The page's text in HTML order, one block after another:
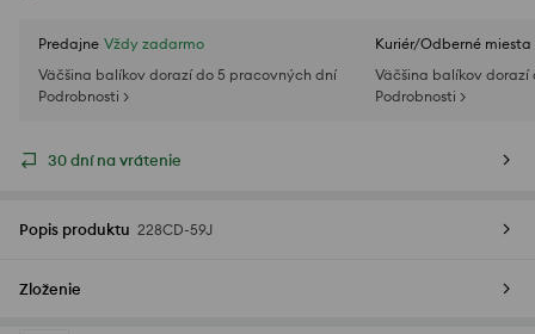
Predajne Vždy zadarmo
Väčšina balíkov dorazí do 5 pracovných dní
Podrobnosti >
Kuriér/Odberné miesta
Väčšina balíkov
Podrobnosti >
30 dní na vrátenie
Popis produktu 228CD-59J
Zloženie